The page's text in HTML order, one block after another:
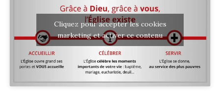
Cliquez pour accepter les cookies
marketing et activer ce contenu